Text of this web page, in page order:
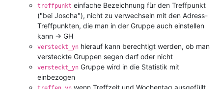
treffpunkt einfache Bezeichnung für den Treffpunkt
("bei Joscha"), nicht zu verwechseln mit den Adress-
Treffpunkten, die man in der Gruppe auch einstellen
kann -> GH
versteckt_yn hierauf kann berechtigt werden, ob man
versteckte Gruppen segen darf oder nicht
versteckt_yn Gruppe wird in die Statistik mit
einbezogen
wenn Treffzeit und Wochentag ausgefüllt